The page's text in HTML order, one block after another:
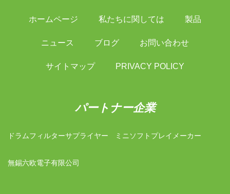
ホームページ 私たちに関しては 製品
ニュース ブログ お問い合わせ
サイトマップ PRIVACY POLICY
パートナー企業
ドラムフィルターサプライヤー ミニソフトプレイメーカー
無錫六欧電子有限公司